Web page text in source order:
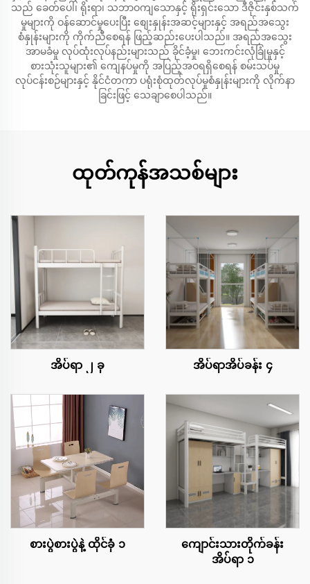
သည် ခေတ်ပေါ်၊ ရိုးရာ၊ သဘာဝကျသောနှင့် ရိုးရှင်းသော ဒီဇိုင်းနှစ်သက်
မှုများကို ဝန်ဆောင်မှုပေးပြီး စျေးနှုန်းအဆင့်များနှင့် အရည်အသွေး
စံနှုန်းများကို ကိုက်ညီစေရန် ဖြည့်ဆည်းပေးပါသည်။ အရည်အသွေး
အာမခံမှု လုပ်ထုံးလုပ်နည်းများသည် ခိုင်ခံ့မှု၊ ဘေးကင်းလုံခြုံမှုနှင့်
စားသုံးသူများ၏ ကျေနပ်မှုကို အပြည့်အဝရရှိစေရန် စမ်းသပ်မှု
လုပ်ငန်းစဉ်များနှင့် နိုင်ငံတကာ ပရုံးစုံထုတ်လုပ်မှုစံနှုန်းများကို လိုက်နာ
ခြင်းဖြင့် သေချာစေပါသည်။
ထုတ်ကုန်အသစ်များ
အိပ်ရာ ၂ ခု အိပ်ရာအိပ်ခန်း ၄
စားပွဲစားပွဲနဲ့ ထိုင်ခုံ ၁
ကျောင်းသားတိုက်ခန်း
အိပ်ရာ ၁